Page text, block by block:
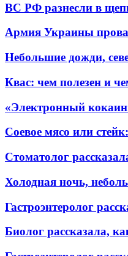
ВС РФ разнесли в
Армия Украины
Небольшие дожди,
Квас: чем полезен и
«Электронный
Соевое мясо или
Стоматолог
Холодная ночь,
Гастроэнтеролог
Биолог рассказала,